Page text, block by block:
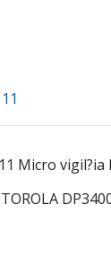
Micro